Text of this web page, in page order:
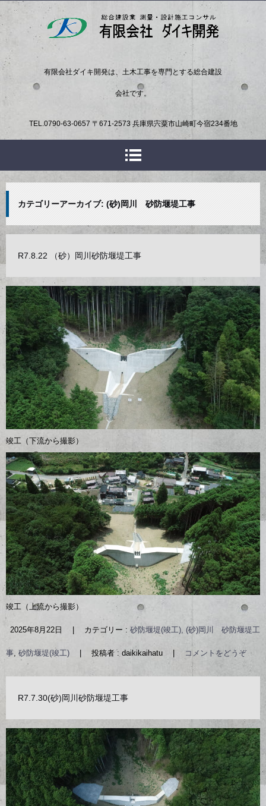
有限会社ダイキ開発は、土木工事を専門とする総合建設
会社です。
TEL. 0790-63-0657 〒671-2573 兵庫県宍粟市山崎町今宿234番地
カテゴリーアーカイブ: (砂)岡川 砂防堰堤工事
R7.8.22 （砂）岡川砂防堰堤工事
竣工（下流から撮影）
竣工（上流から撮影）
2025年8月22日 カテゴリー : 砂防堰堤(竣工), (砂)岡川 砂防堰堤工
事, 砂防堰堤(竣工) 投稿者 : daikikaihatu コメントをどうぞ
R7.7.30(砂)岡川砂防堰堤工事